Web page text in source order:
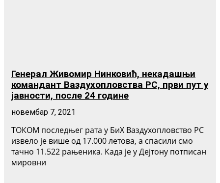
Генерал Живомир Нинковић, некадашњи
командант Ваздухопловства РС, први пут у
јавности, после 24 године
новембар 7, 2021
ТОКОМ последњег рата у БиХ Ваздухопловство РС
извело је више од 17.000 летова, а спасили смо
тачно 11.522 рањеника. Када је у Дејтону потписан
мировни